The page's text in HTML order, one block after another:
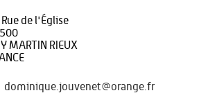
de l'Église
MARTIN RIEUX
dominique.jouvenet@orange.fr